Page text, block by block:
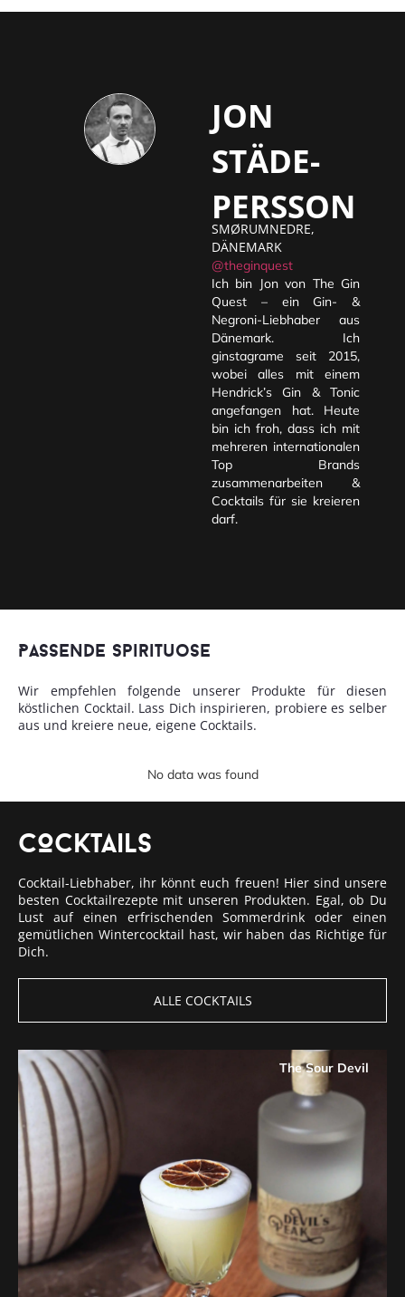
JON
STÄDE-
PERSSON
SMØRUMNEDRE,
DÄNEMARK
@theginquest
Ich bin Jon von The Gin
Quest – ein Gin- &
Negroni-Liebhaber aus
Dänemark. Ich
ginstagrame seit 2015,
wobei alles mit einem
Hendrick’s Gin & Tonic
angefangen hat. Heute
bin ich froh, dass ich mit
mehreren internationalen
Top Brands
zusammenarbeiten &
Cocktails für sie kreieren
darf.
Passende Spirituose
Wir empfehlen folgende unserer Produkte für diesen
köstlichen Cocktail. Lass Dich inspirieren, probiere es selber
aus und kreiere neue, eigene Cocktails.
No data was found
COcktails
Cocktail-Liebhaber, ihr könnt euch freuen! Hier sind unsere
besten Cocktailrezepte mit unseren Produkten. Egal, ob Du
Lust auf einen erfrischenden Sommerdrink oder einen
gemütlichen Wintercocktail hast, wir haben das Richtige für
Dich.
ALLE COCKTAILS
The Sour Devil